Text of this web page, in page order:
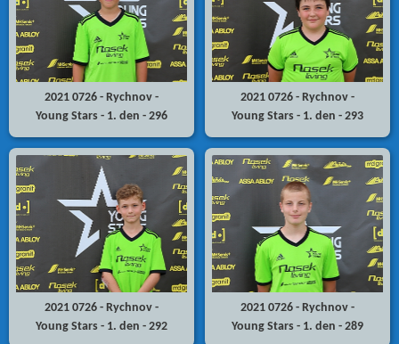
2021 0726 - Rychnov -
Young Stars - 1. den - 296
2021 0726 - Rychnov -
Young Stars - 1. den - 293
2021 0726 - Rychnov -
Young Stars - 1. den - 292
2021 0726 - Rychnov -
Young Stars - 1. den - 289